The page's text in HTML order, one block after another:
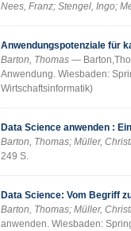
Nees, Franz; Stengel, Ingo;
Anwendungspotenziale für
Barton, Thomas
Anwendung. Wiesbaden:
Wirtschaftsinformatik)
Data Science anwenden :
Barton, Thomas; Müller,
249 S.
Data Science: Vom Begriff
Barton, Thomas; Müller,
anwenden. Wiesbaden: